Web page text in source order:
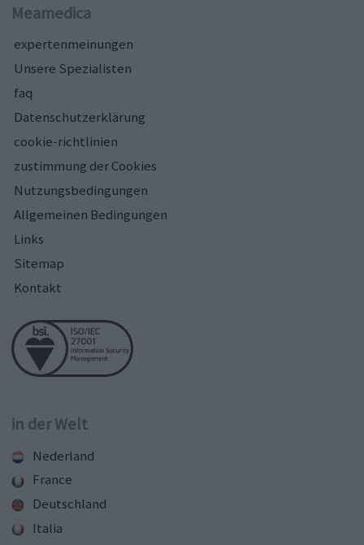
Meamedica
expertenmeinungen
Unsere Spezialisten
faq
Datenschutzerklärung
cookie-richtlinien
zustimmung der Cookies
Nutzungsbedingungen
Allgemeinen Bedingungen
Links
Sitemap
Kontakt
in der Welt
Nederland
France
Deutschland
Italia